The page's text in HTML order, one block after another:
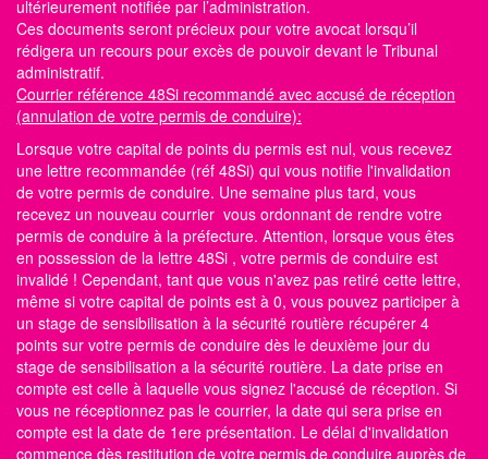
ultérieurement notifiée par l’administration.
Ces documents seront précieux pour votre avocat lorsqu’il
rédigera un recours pour excès de pouvoir devant le Tribunal
administratif.
Courrier référence 48Si recommandé avec accusé de réception
(annulation de votre permis de conduire):
Lorsque votre capital de points du permis est nul, vous recevez
une lettre recommandée (réf 48Si) qui vous notifie l'invalidation
de votre permis de conduire. Une semaine plus tard, vous
recevez un nouveau courrier vous ordonnant de rendre votre
permis de conduire à la préfecture. Attention, lorsque vous êtes
en possession de la lettre 48Si , votre permis de conduire est
invalidé ! Cependant, tant que vous n'avez pas retiré cette lettre,
même si votre capital de points est à 0, vous pouvez participer à
un stage de sensibilisation à la sécurité routière récupérer 4
points sur votre permis de conduire dès le deuxième jour du
stage de sensibilisation a la sécurité routière. La date prise en
compte est celle à laquelle vous signez l'accusé de réception. Si
vous ne réceptionnez pas le courrier, la date qui sera prise en
compte est la date de 1ere présentation. Le délai d'invalidation
commence dès restitution de votre permis de conduire auprès de